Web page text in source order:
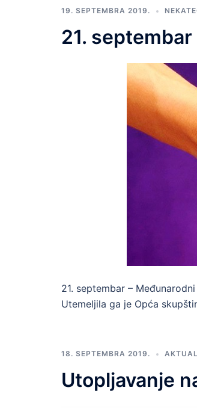
19. SEPTEMBRA 2019.
21.
21. septembar –
Utemeljila ga je Opća
18. SEPTEMBRA 2019.
Utopljavanje